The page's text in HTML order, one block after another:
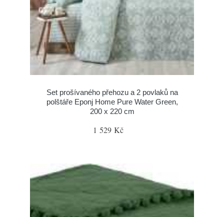
Set prošívaného přehozu a 2 povlaků na
polštáře Eponj Home Pure Water Green,
200 x 220 cm
1 529 Kč